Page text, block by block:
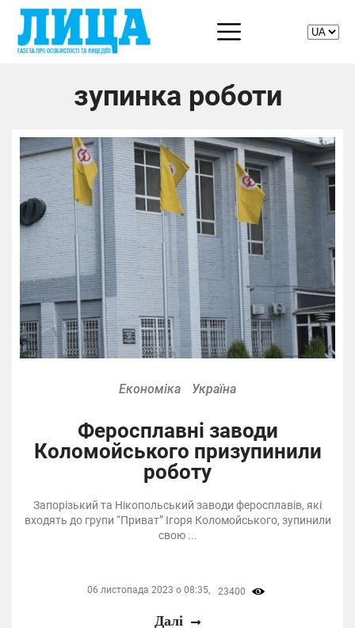
зупинка роботи
Економіка Україна
Феросплавні заводи
Коломойського призупинили
роботу
Запорізький та Нікопольський заводи феросплавів, які
входять до групи “Приват” Ігоря Коломойського, зупинили
свою ...
06 листопада 2023 о 08:35, 23400
Далі